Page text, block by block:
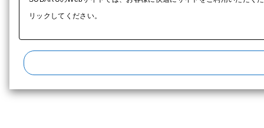
リックしてください。​